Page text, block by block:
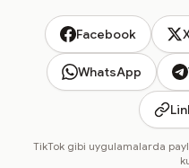
Facebook
WhatsApp
TikTok gibi uygulamalarda